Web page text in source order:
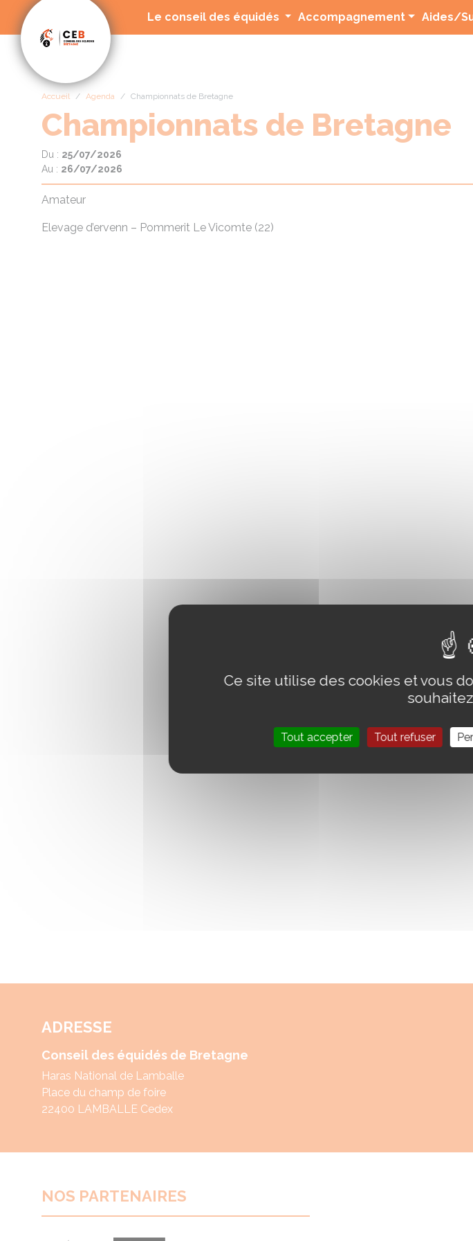
Le conseil des équidés Accompagnement Aides/
Accueil Agenda Championnats de Bretagne
Championnats de Bretagne
Du : 25/07/2026
Au : 26/07/2026
Amateur
Elevage d’ervenn – Pommerit Le Vicomte (22)
ADRESSE
Conseil des équidés de Bretagne
Haras National de Lamballe
Place du champ de foire
22400 LAMBALLE Cedex
NOS PARTENAIRES
Panneau de gestion des cookies
Ce site utilise des cookies et vous
Tout accepter Tout refuser